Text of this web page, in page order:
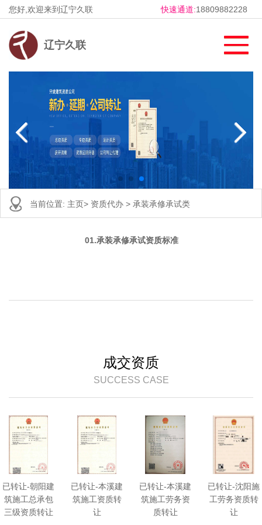
您好,欢迎来到辽宁久联 快速通道:18809882228
辽宁久联
当前位置: 主页> 资质代办 > 承装承修承试类
01.承装承修承试资质标准
成交资质
SUCCESS CASE
已转让-朝阳建
筑施工总承包
三级资质转让
已转让-本溪建
筑施工资质转
让
已转让-本溪建
筑施工劳务资
质转让
已转让-沈阳施
工劳务资质转
让